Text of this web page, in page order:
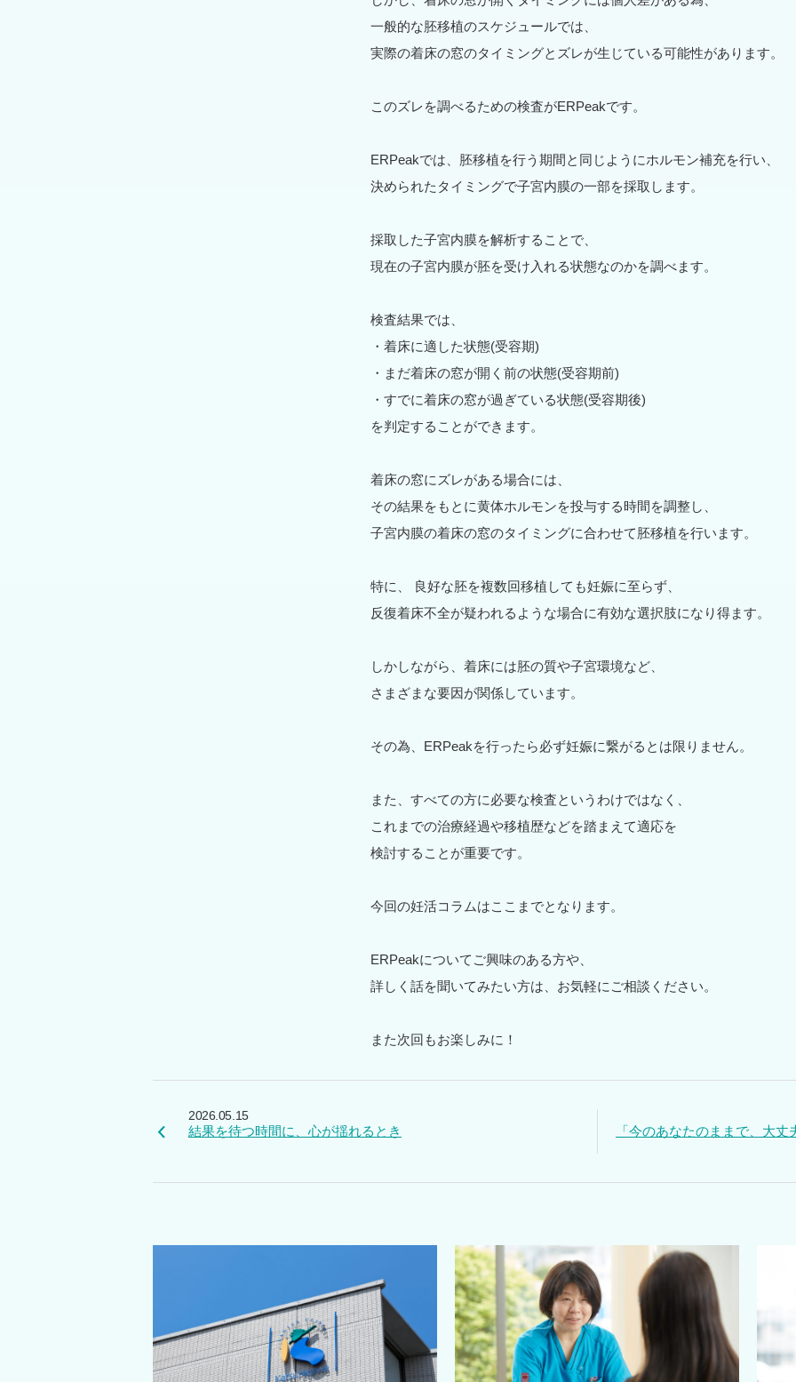
一般的な胚移植のスケジュールでは、
実際の着床の窓のタイミングとズレが生じている可能性があります。
このズレを調べるための検査がERPeakです。
ERPeakでは、胚移植を行う期間と同じようにホルモン補充を行い、
決められたタイミングで子宮内膜の一部を採取します。
採取した子宮内膜を解析することで、
現在の子宮内膜が胚を受け入れる状態なのかを調べます。
検査結果では、
・着床に適した状態(受容期)
・まだ着床の窓が開く前の状態(受容期前)
・すでに着床の窓が過ぎている状態(受容期後)
を判定することができます。
着床の窓にズレがある場合には、
その結果をもとに黄体ホルモンを投与する時間を調整し、
子宮内膜の着床の窓のタイミングに合わせて胚移植を行います。
特に、 良好な胚を複数回移植しても妊娠に至らず、
反復着床不全が疑われるような場合に有効な選択肢になり得ます。
しかしながら、着床には胚の質や子宮環境など、
さまざまな要因が関係しています。
その為、ERPeakを行ったら必ず妊娠に繋がるとは限りません。
また、すべての方に必要な検査というわけではなく、
これまでの治療経過や移植歴などを踏まえて適応を
検討することが重要です。
今回の妊活コラムはここまでとなります。
ERPeakについてご興味のある方や、
詳しく話を聞いてみたい方は、お気軽にご相談ください。
また次回もお楽しみに！
2026.05.15
結果を待つ時間に、心が揺れるとき
「今のあなたのままで、大